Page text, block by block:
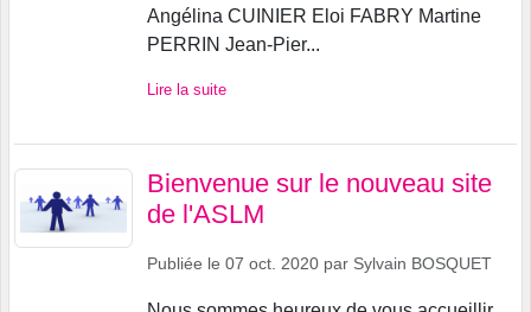
Angélina CUINIER Eloi FABRY Martine
PERRIN Jean-Pier...
Lire la suite
Bienvenue sur le nouveau site
de l'ASLM
Publiée le 07 oct. 2020 par Sylvain BOSQUET